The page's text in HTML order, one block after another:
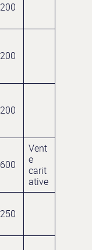
200
200
200
600
Vent
e
carit
ative
250